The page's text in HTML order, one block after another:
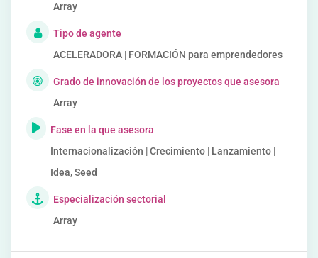
Array
Tipo de agente
ACELERADORA | FORMACIÓN para emprendedores
Grado de innovación de los proyectos que asesora
Array
Fase en la que asesora
Internacionalización | Crecimiento | Lanzamiento |
Idea, Seed
Especialización sectorial
Array